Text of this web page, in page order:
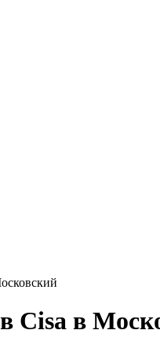
Cisa в